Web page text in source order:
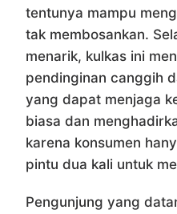
tentunya mampu
tak membosankan.
menarik, kulkas ini
pendinginan canggih
yang dapat menjaga
biasa dan
karena konsumen
pintu dua kali untuk
Pengunjung yang